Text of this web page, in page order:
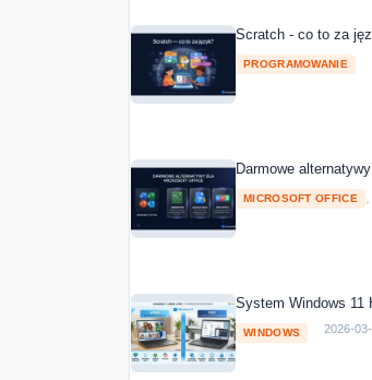
Scratch - co to za
PROGRAMOWANIE
Darmowe
MICROSOFT OFFICE
System Windows 11
WINDOWS 2026-